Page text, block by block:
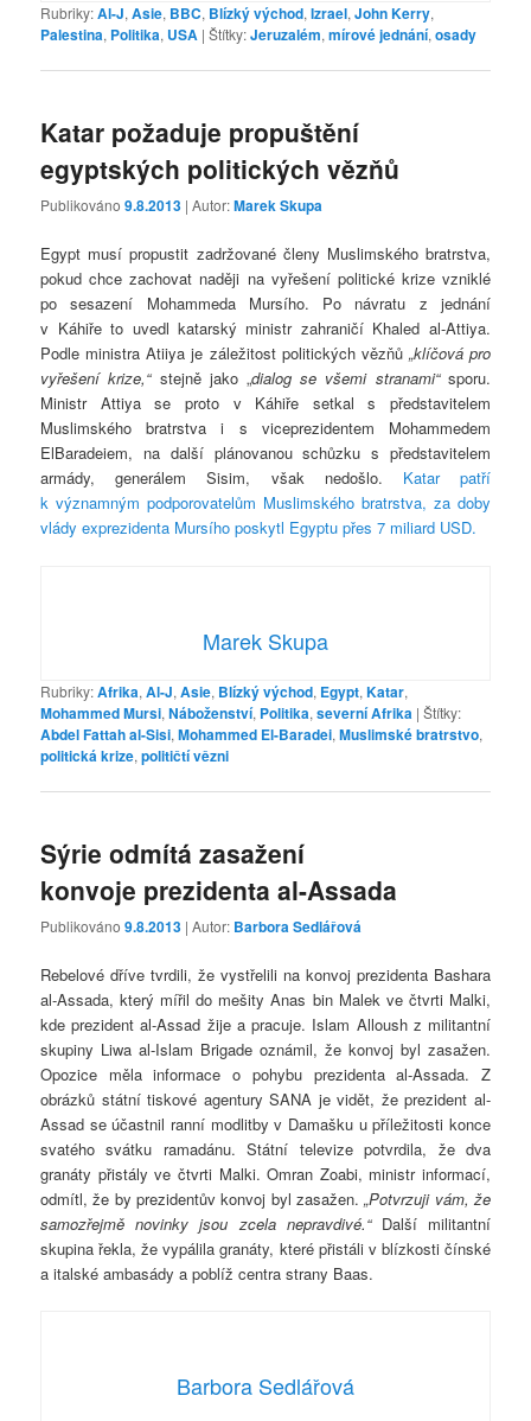
Rubriky:Al-J,Asie, BBC, Blízký východ,Izrael,John Kerry,
Palestina, Politika, USA |Štítky:Jeruzalém,mírové jednání,osady
Katar požaduje propuštění
egyptských politických vězňů
Publikováno9.8.2013 | Autor:Marek Skupa
Egypt musí propustit zadržované členy Muslimského bratrstva,
pokud chce zachovat naději na vyřešení politické krize vzniklé
po sesazení Mohammeda Mursího. Po návratu z jednání
v Káhiře to uvedl katarský ministr zahraničí Khaled al-Attiya.
Podle ministra Atiiya je záležitost politických vězňů „klíčová pro
vyřešení krize,“stejně jako „dialog se všemi stranami“sporu.
Ministr Attiya se proto v Káhiře setkal s představitelem
Muslimského bratrstva i s viceprezidentem Mohammedem
ElBaradeiem, na další plánovanou schůzku s představitelem
armády, generálem Sisim, však nedošlo. Katar patří
k významným podporovatelům Muslimského bratrstva, za doby
vlády exprezidenta Mursího poskytl Egyptu přes 7 miliard USD.
Marek Skupa
Rubriky:Afrika,Al-J,Asie, Blízký východ, Egypt,Katar,
Mohammed Mursi,Náboženství, Politika,severní Afrika |Štítky:
Abdel Fattah al-Sisi,Mohammed El-Baradei,Muslimské bratrstvo,
politická krize,političtí vězni
Sýrie odmítá zasažení
konvoje prezidenta al-Assada
Publikováno9.8.2013 | Autor: Barbora Sedlářová
Rebelové dříve tvrdili, že vystřelili na konvoj prezidenta Bashara
al-Assada, který mířil do mešity Anas bin Malek ve čtvrti Malki,
kde prezident al-Assad žije a pracuje. Islam Alloush z militantní
skupiny Liwa al-Islam Brigade oznámil, že konvoj byl zasažen.
Opozice měla informace o pohybu prezidenta al-Assada. Z
obrázků státní tiskové agentury SANA je vidět, že prezident al-
Assad se účastnil ranní modlitby v Damašku u příležitosti konce
svatého svátku ramadánu. Státní televize potvrdila, že dva
granáty přistály ve čtvrti Malki. Omran Zoabi, ministr informací,
odmítl, že by prezidentův konvoj byl zasažen.„Potvrzuji vám, že
samozřejmě novinky jsou zcela nepravdivé.“ Další militantní
skupina řekla, že vypálila granáty, které přistáli v blízkosti čínské
a italské ambasády a poblíž centra strany Baas.
Barbora Sedlářová